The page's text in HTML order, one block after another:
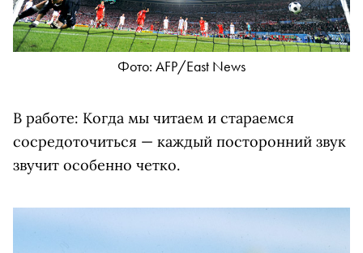
Фото: AFP/East News
В работе: Когда мы читаем и стараемся
сосредоточиться — каждый посторонний звук
звучит особенно четко.